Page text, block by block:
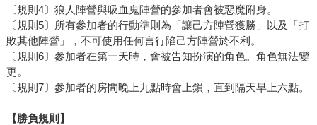
〔規則4〕狼人陣營與吸血鬼陣營的參加者會被惡魔附身。
〔規則5〕所有參加者的行動準則為「讓己方陣營獲勝」以及「打
敗其他陣營」，不可使用任何言行陷己方陣營於不利。
〔規則6〕參加者在第一天時，會被告知扮演的角色。角色無法變
更。
〔規則7〕參加者的房間晚上九點時會上鎖，直到隔天早上六點。
【勝負規則】